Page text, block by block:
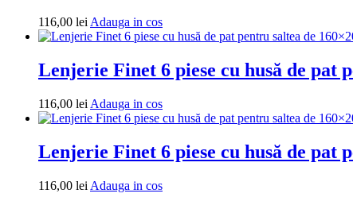
116,00 leiAdauga in cosAdauga
in
Lenjerie Finet 6 piese cu husă de pat
116,00 lei Adauga in cosAdauga
in
Lenjerie Finet 6 piese cu husă de pat
116,00 lei Adauga in cosAdauga